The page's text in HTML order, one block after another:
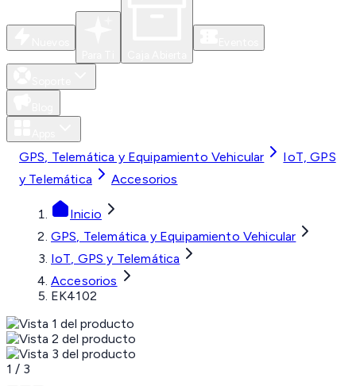
GPS, Telemática y Equipamiento Vehicular
IoT, GPS
y Telemática
Accesorios
Inicio
GPS, Telemática y Equipamiento Vehicular
IoT, GPS y Telemática
Accesorios
EK4102
1 / 3